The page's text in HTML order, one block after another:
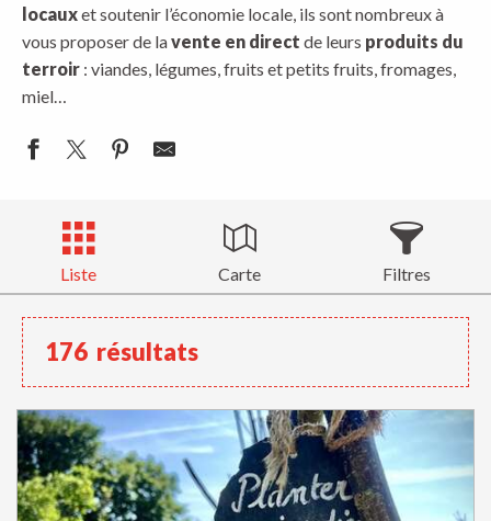
locauxet soutenir l’économie locale, ils sont nombreux à
vous proposer de lavente en direct de leurs produits du
terroir : viandes, légumes, fruits et petits fruits, fromages,
miel…
Liste Carte Filtres
176 résultats